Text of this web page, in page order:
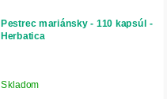
Pestrec mariánsky - 110 kapsúl -
Herbatica
Skladom